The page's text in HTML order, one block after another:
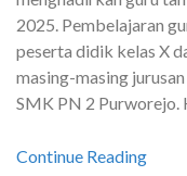
2025. Pembelajaran
peserta didik kelas X
masing-masing
SMK PN 2 Purworejo.
Continue Reading